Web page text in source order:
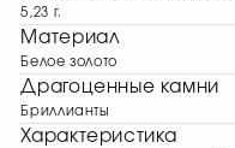
5,23 г.
Материал
Белое золото
Драгоценные камни
Бриллианты
Характеристика